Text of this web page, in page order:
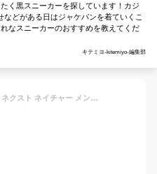
く黒スニーカーを探しています！カジ
どがある日はジャケパンを着ていくこ
なスニーカーのおすすめを教えてくだ
キテミヨ-kitemiyo-編集部
ナイキ コート ビジョン LOW ネクスト ネイチャー メンズシューズ NIKE メンズ シューズ スニーカー ローカット ライフスタイル カジュアル 親子コーデ 通勤 通学 通気性 快適 黒 ブラック 23cm-33cm dh2987-002 【Black_c】